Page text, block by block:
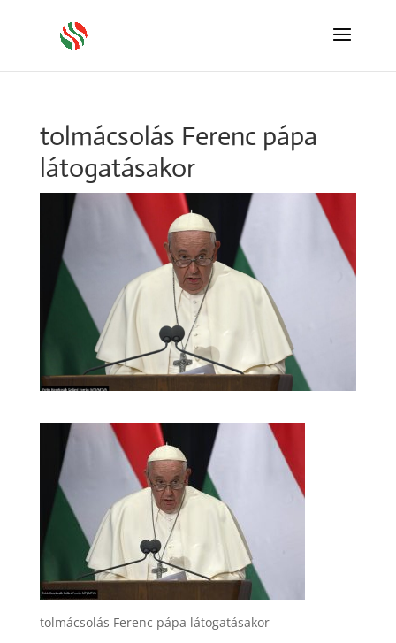
tolmácsolás Ferenc pápa
látogatásakor
tolmácsolás Ferenc pápa látogatásakor